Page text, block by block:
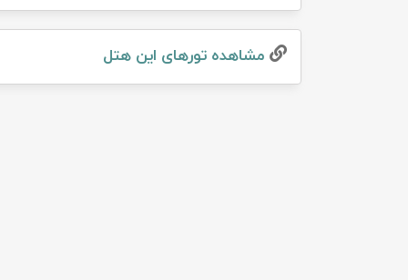
مشاهده تور‌های این هتل